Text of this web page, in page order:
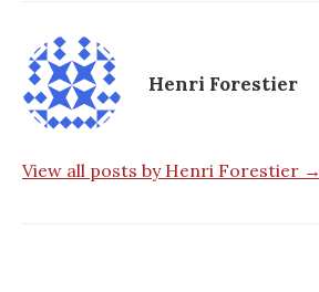
Henri Forestier
View all posts by Henri Forestier →